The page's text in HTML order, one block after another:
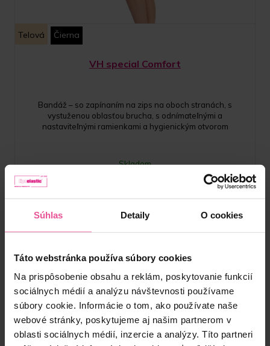
Súhlas Detaily O cookies
Táto webstránka používa súbory cookies
Na prispôsobenie obsahu a reklám, poskytovanie funkcií
sociálnych médií a analýzu návštevnosti používame
súbory cookie. Informácie o tom, ako používate naše
webové stránky, poskytujeme aj našim partnerom v
oblasti sociálnych médií, inzercie a analýzy. Títo partneri
Telová Čierna
VH special Comfort
Bandáž – so zapínaním na zips na oboch stranách, s
vystuženou oblasťou brucha, s odnímateľnými a
nastaviteľnými ramienkami a hygienickým otvorom
Skladom